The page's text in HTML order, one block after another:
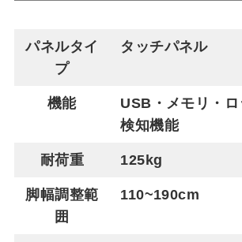
パネルタイ
プ
タッチパネル
機能
USB・メモリ・
検知機能
耐荷重 125kg
脚幅調整範
囲
110~190cm